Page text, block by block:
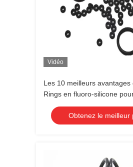
Vidéo
Les 10 meilleurs avantages
Rings en fluoro-silicone
solutions d'étanchéité
températures élevées et à
Obtenez le meilleur